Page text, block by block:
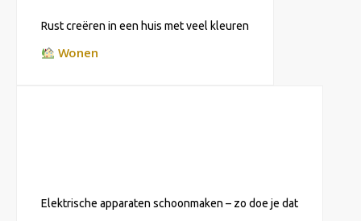
Rust creëren in een huis met veel kleuren
Wonen
Elektrische apparaten schoonmaken – zo doe je dat